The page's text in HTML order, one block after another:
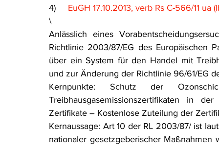
4) EuGH 17.10.2013, verb Rs C-566/11 ua
\
Anlässlich eines
Richtlinie 2003/87/EG des Europäischen
über ein System für den Handel mit
und zur Änderung der Richtlinie 96/61/EG
Kernpunkte: Schutz der
Treibhausgasemissionszertifikaten in
Zertifikate – Kostenlose Zuteilung der
Kernaussage: Art 10 der RL 2003/87/ ist
nationaler gesetzgeberischer